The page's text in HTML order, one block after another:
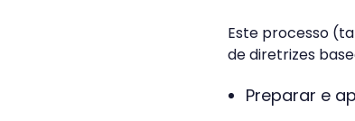
Este processo
de diretrizes
Preparar e